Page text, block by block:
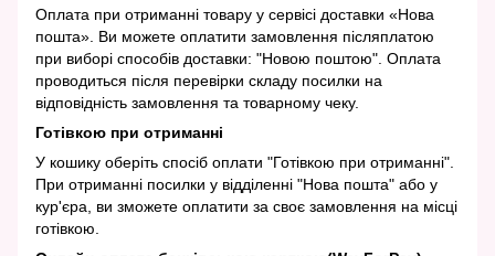
Оплата при отриманні товару у сервісі доставки «Нова
пошта». Ви можете оплатити замовлення післяплатою
при виборі способів доставки: "Новою поштою". Оплата
проводиться після перевірки складу посилки на
відповідність замовлення та товарному чеку.
Готівкою при отриманні
У кошику оберіть спосіб оплати "Готівкою при отриманні".
При отриманні посилки у відділенні "Нова пошта" або у
кур'єра, ви зможете оплатити за своє замовлення на місці
готівкою.